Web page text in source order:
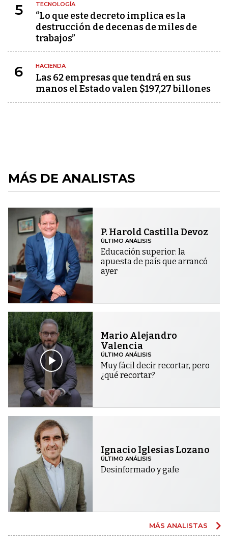
5 TECNOLOGÍA
“Lo que este decreto implica es la
destrucción de decenas de miles de
trabajos”
6 HACIENDA
Las 62 empresas que tendrá en sus
manos el Estado valen $197,27 billones
MÁS DE ANALISTAS
P. Harold Castilla Devoz
ÚLTIMO ANÁLISIS
Educación superior: la
apuesta de país que arrancó
ayer
Mario Alejandro
Valencia
ÚLTIMO ANÁLISIS
Muy fácil decir recortar, pero
¿qué recortar?
Ignacio Iglesias Lozano
ÚLTIMO ANÁLISIS
Desinformado y gafe
MÁS ANALISTAS